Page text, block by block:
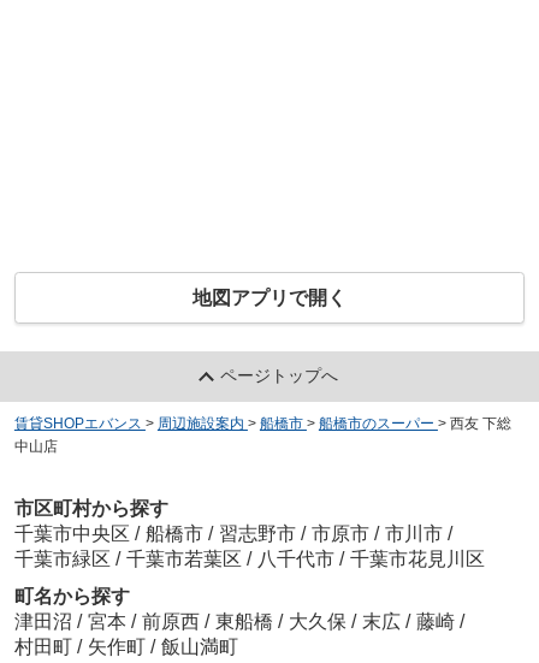
地図アプリで開く
ページトップへ
賃貸SHOPエバンス > 周辺施設案内 > 船橋市 > 船橋市のスーパー > 西友 下総
中山店
市区町村から探す
千葉市中央区 / 船橋市 / 習志野市 / 市原市 / 市川市 /
千葉市緑区 / 千葉市若葉区 / 八千代市 / 千葉市花見川区
町名から探す
津田沼 / 宮本 / 前原西 / 東船橋 / 大久保 / 末広 / 藤崎 /
村田町 / 矢作町 / 飯山満町